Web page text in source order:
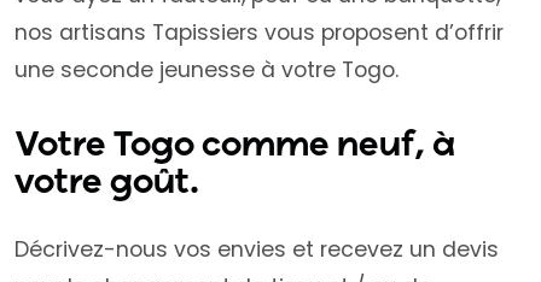
nos artisans Tapissiers vous proposent d’offrir
une seconde jeunesse à votre Togo.
Votre Togo comme neuf, à
votre goût.
Décrivez-nous vos envies et recevez un devis